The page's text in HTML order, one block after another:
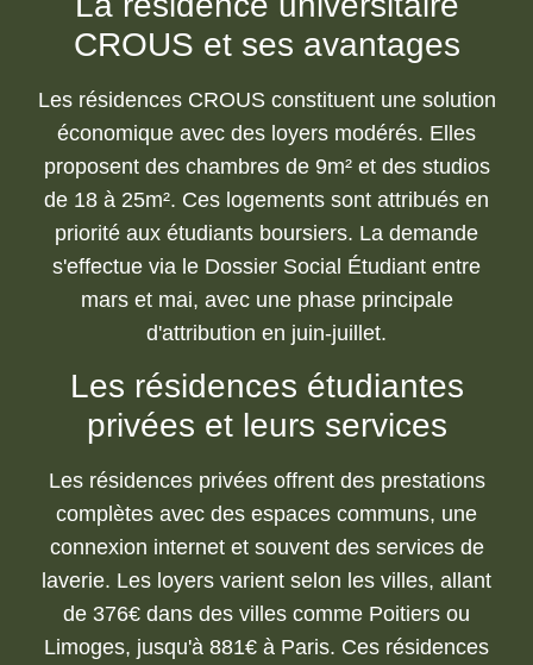
CROUS et ses avantages
Les résidences CROUS constituent une solution
économique avec des loyers modérés. Elles
proposent des chambres de 9m² et des studios
de 18 à 25m². Ces logements sont attribués en
priorité aux étudiants boursiers. La demande
s'effectue via le Dossier Social Étudiant entre
mars et mai, avec une phase principale
d'attribution en juin-juillet.
Les résidences étudiantes
privées et leurs services
Les résidences privées offrent des prestations
complètes avec des espaces communs, une
connexion internet et souvent des services de
laverie. Les loyers varient selon les villes, allant
de 376€ dans des villes comme Poitiers ou
Limoges, jusqu'à 881€ à Paris. Ces résidences